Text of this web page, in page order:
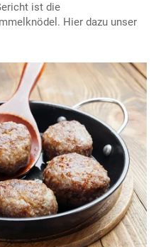
ist die
Hier dazu unser